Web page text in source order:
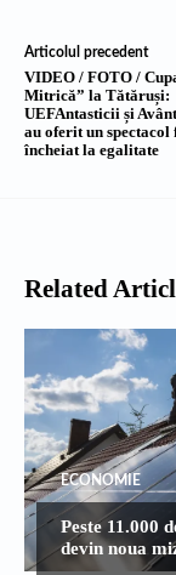
Articolul precedent
VIDEO / FOTO /
Mitrică” la Tătăruși:
UEFAntasticii și
au oferit un
încheiat la egalitate
Related
ECONOMIE
Peste 11.000
devin noua